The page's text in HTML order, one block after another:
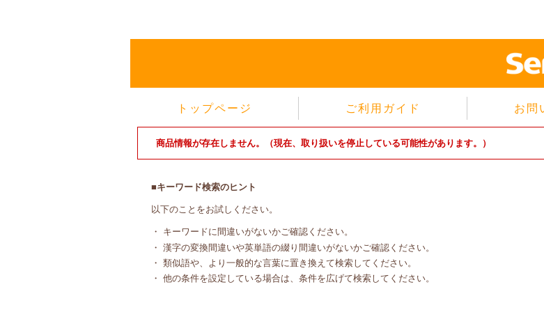
トップページ ご利用ガイド
当サイトについて
特定商取引法に基づく表示
よくあるご質問
お問
商品情報が存在しません。（現在、取り扱いを停止している可能性があります。）
■キーワード検索のヒント
以下のことをお試しください。
・ キーワードに間違いがないかご確認ください。
・ 漢字の変換間違いや英単語の綴り間違いがないかご確認ください。
・ 類似語や、より一般的な言葉に置き換えて検索してください。
・ 他の条件を設定している場合は、条件を広げて検索してください。